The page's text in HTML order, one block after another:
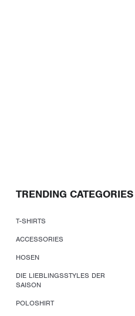
TRENDING CATEGORIES
T-SHIRTS
ACCESSORIES
HOSEN
DIE LIEBLINGSSTYLES DER
SAISON
POLOSHIRT